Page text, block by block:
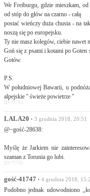
We Freiburgu, gdzie mieszkam,
od stóp do głów na czarno - całą
postać wieńczy duża chusta - na
noszą się po europejsku.
Ty nie masz kolegów, ciebie nawet
Goń się z psami i kotami po Goten
Gotów.
P.S.
W południowej Bawarii, u
alpejskie '' świeże powietrze ''
ID:77755
LALA20 • 3 grudnia 2018, 20:51
@~gość-28638:
Myślę że Jarkiem nie
szaman z Torunia go lubi.
ID:77756
gość-41747 • 4 grudnia 2018,
Podobno jednak udowodniono